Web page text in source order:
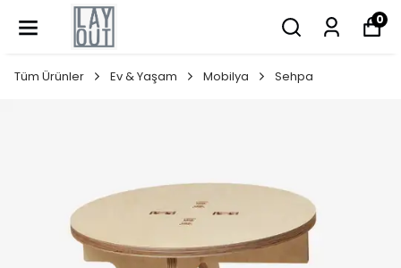
0
Tüm Ürünler Ev & Yaşam Mobilya Sehpa